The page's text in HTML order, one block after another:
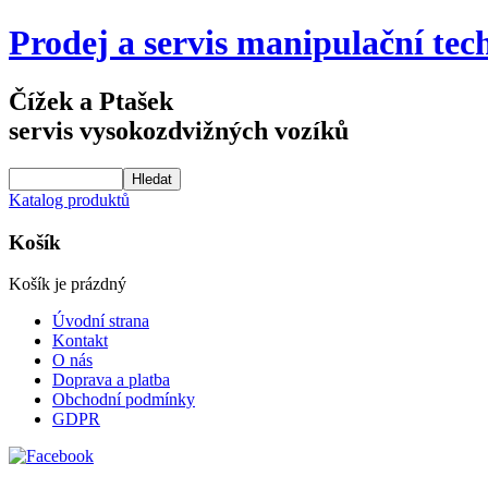
Prodej a servis manipulační
Čížek a Ptašek
servis vysokozdvižných vozíků
Katalog produktů
Košík
Košík je prázdný
Úvodní strana
Kontakt
O nás
Doprava a platba
Obchodní podmínky
GDPR